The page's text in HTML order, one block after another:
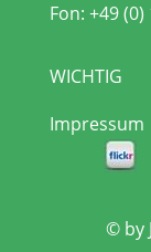
Fon: +49 (0)
WICHTIG
Impressum
© by